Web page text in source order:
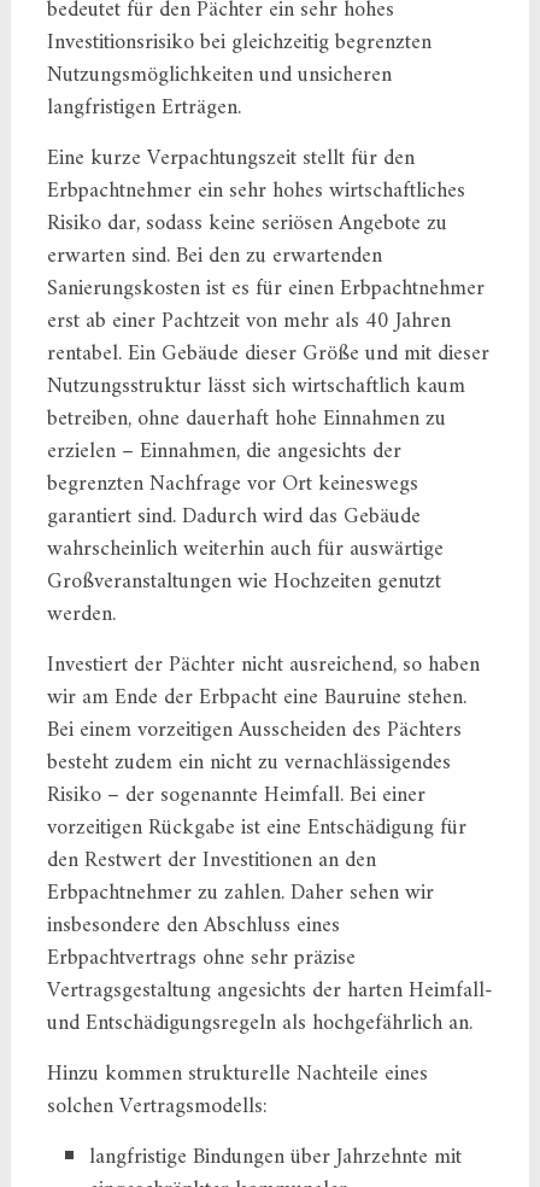
bedeutet für den Pächter ein sehr hohes
Investitionsrisiko bei gleichzeitig begrenzten
Nutzungsmöglichkeiten und unsicheren
langfristigen Erträgen.
Eine kurze Verpachtungszeit stellt für den
Erbpachtnehmer ein sehr hohes wirtschaftliches
Risiko dar, sodass keine seriösen Angebote zu
erwarten sind. Bei den zu erwartenden
Sanierungskosten ist es für einen Erbpachtnehmer
erst ab einer Pachtzeit von mehr als 40 Jahren
rentabel. Ein Gebäude dieser Größe und mit dieser
Nutzungsstruktur lässt sich wirtschaftlich kaum
betreiben, ohne dauerhaft hohe Einnahmen zu
erzielen – Einnahmen, die angesichts der
begrenzten Nachfrage vor Ort keineswegs
garantiert sind. Dadurch wird das Gebäude
wahrscheinlich weiterhin auch für auswärtige
Großveranstaltungen wie Hochzeiten genutzt
werden.
Investiert der Pächter nicht ausreichend, so haben
wir am Ende der Erbpacht eine Bauruine stehen.
Bei einem vorzeitigen Ausscheiden des Pächters
besteht zudem ein nicht zu vernachlässigendes
Risiko – der sogenannte Heimfall. Bei einer
vorzeitigen Rückgabe ist eine Entschädigung für
den Restwert der Investitionen an den
Erbpachtnehmer zu zahlen. Daher sehen wir
insbesondere den Abschluss eines
Erbpachtvertrags ohne sehr präzise
Vertragsgestaltung angesichts der harten Heimfall-
und Entschädigungsregeln als hochgefährlich an.
Hinzu kommen strukturelle Nachteile eines
solchen Vertragsmodells:
langfristige Bindungen über Jahrzehnte mit